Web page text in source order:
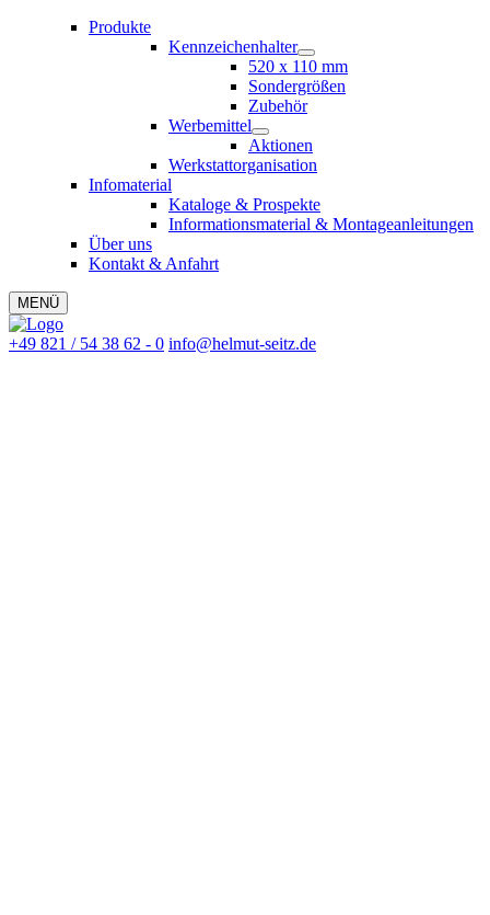
Produkte
Kennzeichenhalter
520 x 110 mm
Sondergrößen
Zubehör
Werbemittel
Aktionen
Werkstattorganisation
Infomaterial
Kataloge & Prospekte
Informationsmaterial & Montageanleitungen
Über uns
Kontakt & Anfahrt
MENÜ
+49 821 / 54 38 62 - 0 info@helmut-seitz.de